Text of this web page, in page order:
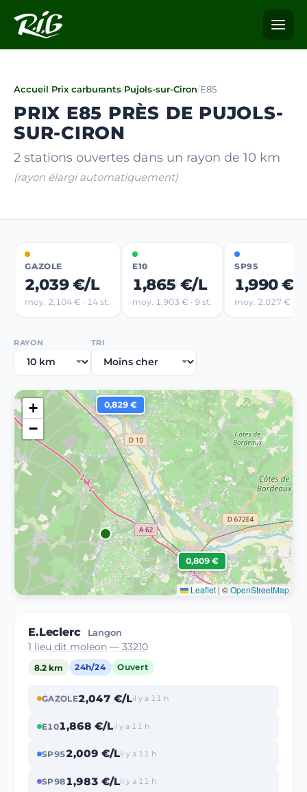
Accueil/Prix carburants/Pujols-sur-Ciron/E85
PRIX E85 PRÈS DE PUJOLS-
SUR-CIRON
2 stations ouvertes dans un rayon de 10 km
(rayon élargi automatiquement)
GAZOLE
2,039 €/L
moy. 2,104 € · 14 st.
E10
1,865 €/L
moy. 1,903 € · 9 st.
SP95
1,990 €/
moy. 2,027 € · 9
RAYON TRI
0,809 €
0,829 €
+
−
Leaflet|©OpenStreetMap
E.Leclerc Langon
1 lieu dit moleon — 33210
8.2 km 24h/24 Ouvert
GAZOLE2,047 €/Lil y a 11 h
E101,868 €/Lil y a 11 h
SP952,009 €/Lil y a 11 h
SP981,983 €/Lil y a 11 h